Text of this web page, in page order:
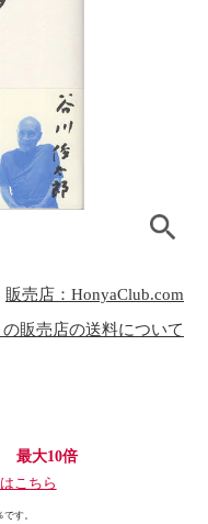
販売店：HonyaClub.com
の販売店の送料について
最大10倍
こちら
す。